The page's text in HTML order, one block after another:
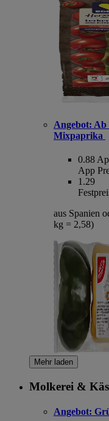
Angebot: Ab
Mixpaprika
0.88
App
1.29
aus Spanien
kg = 2,58)
Mehr laden
Molkerei &
Angebot: